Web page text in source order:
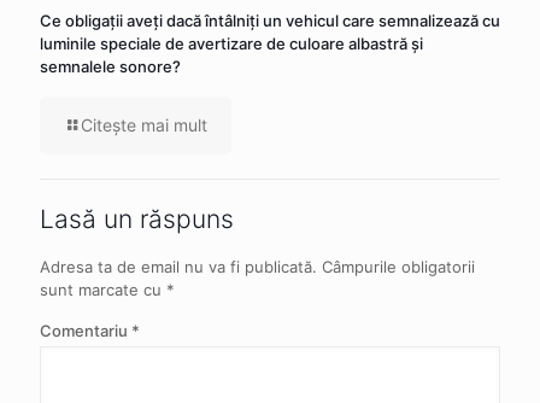
Ce obligaţii aveţi dacă întâlniţi un vehicul care semnalizează cu
luminile speciale de avertizare de culoare albastră şi
semnalele sonore?
Citeşte mai mult
Lasă un răspuns
Adresa ta de email nu va fi publicată. Câmpurile obligatorii
sunt marcate cu *
Comentariu *